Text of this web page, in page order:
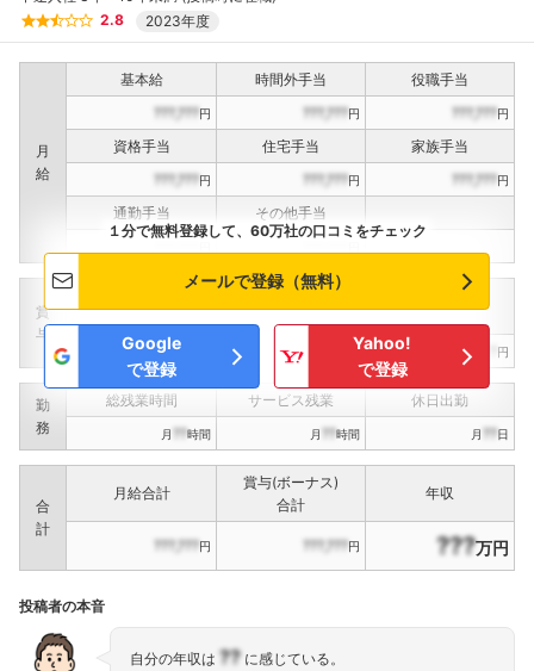
2.8
2023年度
月
給
基本給 時間外手当
役職手当
???,???円 ???,???円 ???,???円
資格手当 住宅手当
家族手当
???,???円 ???,???円 ???,???円
通勤手当
その他手当
賞
与
インセンティブ賞与
決算賞与
???,??? ???,??? 円 ???,??? 円
勤
務
総残業時間 サービス残業 休日出勤
月 ??時間 月 ??時間 月 ??日
合
計
月給合計
賞与(ボーナス)
合計
年収
???,???円 ???,???円 ???万円
１分で無料登録して、60万社の口コミをチェック
メールで登録（無料）
Google
で登録
Yahoo!
で登録
投稿者の本音
自分の年収は ??に感じている。